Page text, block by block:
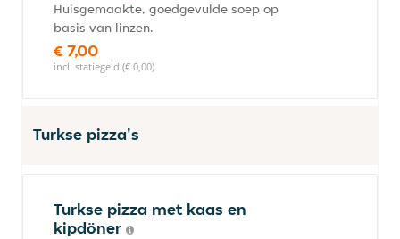
Huisgemaakte, goedgevulde soep op
basis van linzen.
€ 7,00
incl. statiegeld (€ 0,00)
Turkse pizza's
Turkse pizza met kaas en
kipdöner